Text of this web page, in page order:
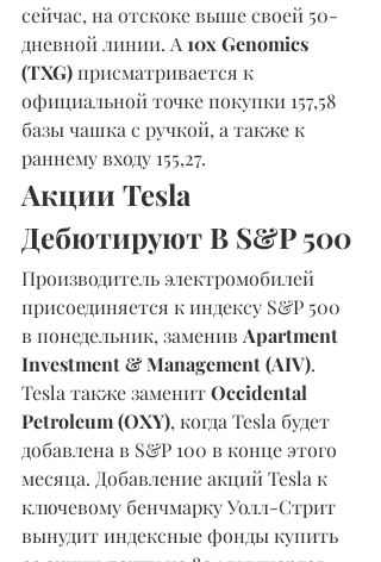
сейчас, на отскоке выше своей 50-
дневной линии. А 10x Genomics
(TXG) присматривается к
официальной точке покупки 157,58
базы чашка с ручкой, а также к
раннему входу 155,27.
Акции Tesla
Дебютируют В S&P 500
Производитель электромобилей
присоединяется к индексу S&P 500
в понедельник, заменив Apartment
Investment & Management (AIV).
Tesla также заменит Occidental
Petroleum (OXY), когда Tesla будет
добавлена в S&P 100 в конце этого
месяца. Добавление акций Tesla к
ключевому бенчмарку Уолл-Стрит
вынудит индексные фонды купить